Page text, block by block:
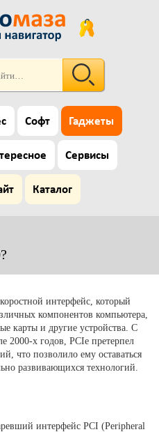
Софт Гаджеты
Сервисы
Каталог
интерфейс, который
компонентов компьютера,
карты и другие устройства. С
2000-х годов, PCIe претерпел
что позволило ему оставаться
развивающихся технологий.
интерфейс PCI (Peripheral